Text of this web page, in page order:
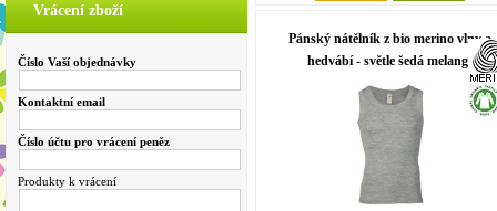
Vrácení zboží
Číslo Vaší objednávky
Kontaktní email
Číslo účtu pro vrácení peněz
Produkty k vrácení
Pánský nátělník z bio merino vlny a
hedvábí - světle šedá melange